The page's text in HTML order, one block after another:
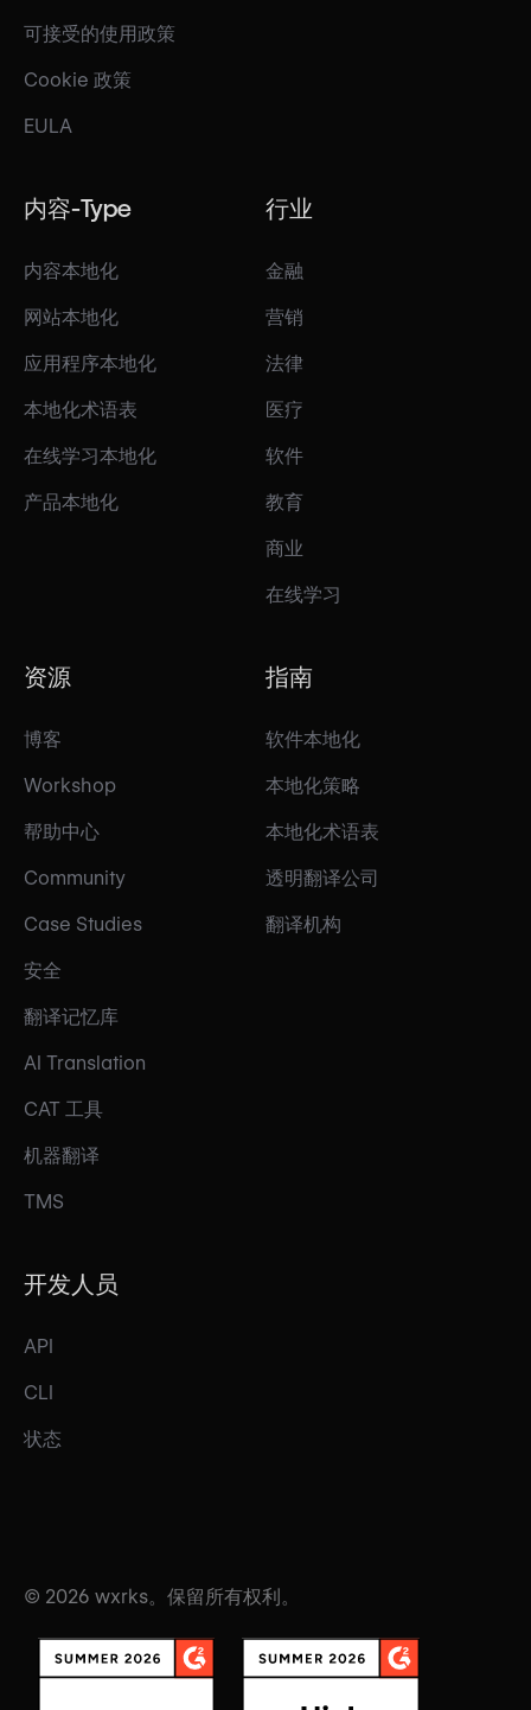
可接受的使用政策
Cookie 政策
EULA
内容-Type
内容本地化
网站本地化
应用程序本地化
本地化术语表
在线学习本地化
产品本地化
行业
金融
营销
法律
医疗
软件
教育
商业
在线学习
资源
博客
Workshop
帮助中心
Community
Case Studies
安全
翻译记忆库
AI Translation
CAT 工具
机器翻译
TMS
指南
软件本地化
本地化策略
本地化术语表
透明翻译公司
翻译机构
开发人员
API
CLI
状态
© 2026 wxrks。保留所有权利。